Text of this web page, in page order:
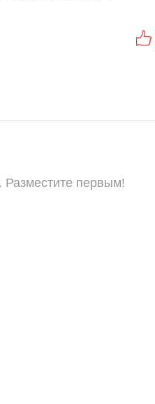
Разместите первым!